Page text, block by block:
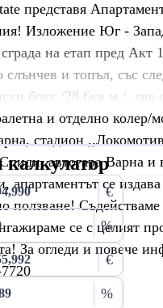
представя
Изложение Юг -
на етап пред Акт
и топъл, със
бокс /28.6кв.м./,
и отделно
стадион
автогара Варна и
апартаментът се
ползване!
се с целият
За огледи и повече
калкулатор
€
%
€
%